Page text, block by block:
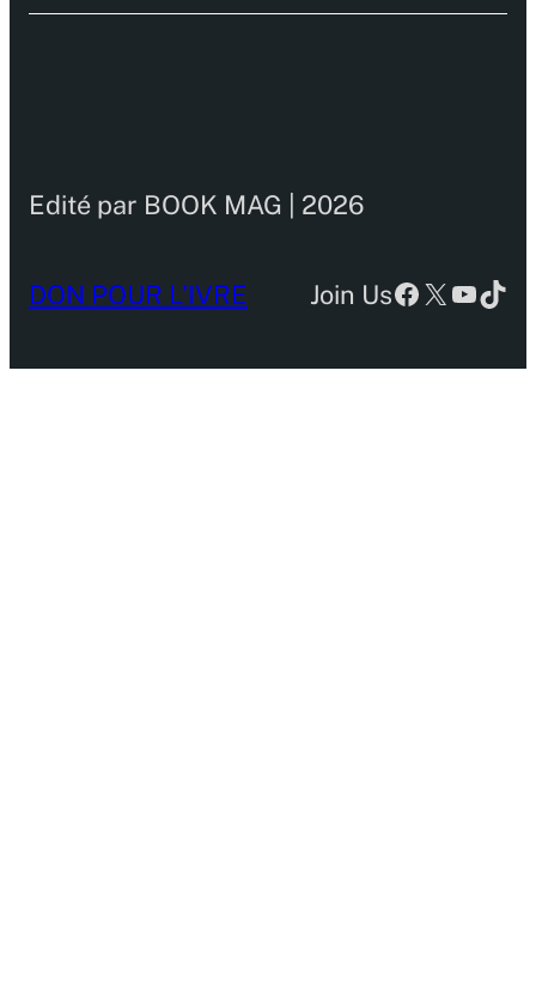
Edité par BOOK MAG | 2026
DON POUR L’IVRE Join UsFacebook
X